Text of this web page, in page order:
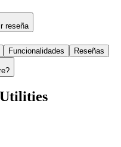
reseña
Funcionalidades Reseñas